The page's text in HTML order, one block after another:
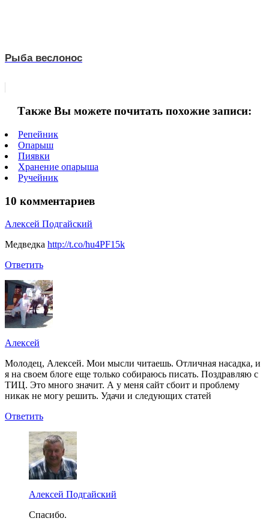
Рыба веслонос
Также Вы можете почитать похожие записи:
Репейник
Опарыш
Пиявки
Хранение опарыша
Ручейник
10 комментариев
Алексей Подгайский
Медведка http://t.co/hu4PF15k
Ответить
Алексей
Молодец, Алексей. Мои мысли читаешь. Отличная насадка, и
я на своем блоге еще только собираюсь писать. Поздравляю с
ТИЦ. Это много значит. А у меня сайт сбоит и проблему
никак не могу решить. Удачи и следующих статей
Ответить
Алексей Подгайский
Спасибо.